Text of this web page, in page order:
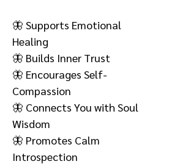
🦋 Supports Emotional
Healing
🦋 Builds Inner Trust
🦋 Encourages Self-
Compassion
🦋 Connects You with Soul
Wisdom
🦋 Promotes Calm
Introspection